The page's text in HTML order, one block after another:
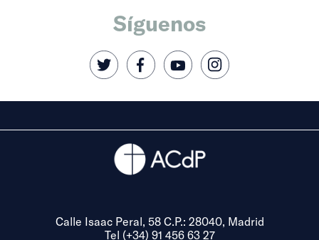
Síguenos
Calle Isaac Peral, 58 C.P.: 28040, Madrid
Tel (+34) 91 456 63 27